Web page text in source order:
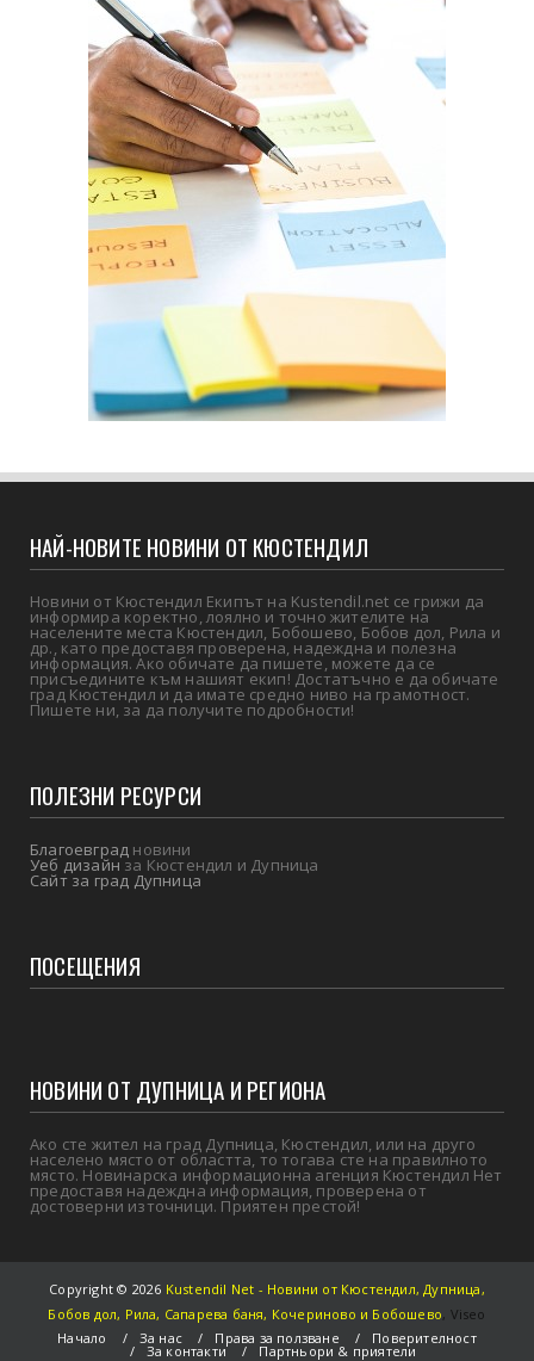
НАЙ-НОВИТЕ НОВИНИ ОТ КЮСТЕНДИЛ
Новини от Кюстендил Екипът на Kustendil.net се грижи да
информира коректно, лоялно и точно жителите на
населените места Кюстендил, Бобошево, Бобов дол, Рила и
др., като предоставя проверена, надеждна и полезна
информация. Ако обичате да пишете, можете да се
присъедините към нашият екип! Достатъчно е да обичате
град Кюстендил и да имате средно ниво на грамотност.
Пишете ни, за да получите подробности!
ПОЛЕЗНИ РЕСУРСИ
Благоевград новини
Уеб дизайнза Кюстендил и Дупница
Сайт за град Дупница
ПОСЕЩЕНИЯ
НОВИНИ ОТ ДУПНИЦА И РЕГИОНА
Ако сте жител на град Дупница, Кюстендил, или на друго
населено място от областта, то тогава сте на правилното
място. Новинарска информационна агенция Кюстендил Нет
предоставя надеждна информация, проверена от
достоверни източници. Приятен престой!
Copyright © 2026 Kustendil Net - Новини от Кюстендил, Дупница,
Бобов дол, Рила, Сапарева баня, Кочериново и Бобошево, Viseo
Начало
За нас Права за ползване Поверителност
За контакти Партньори & приятели